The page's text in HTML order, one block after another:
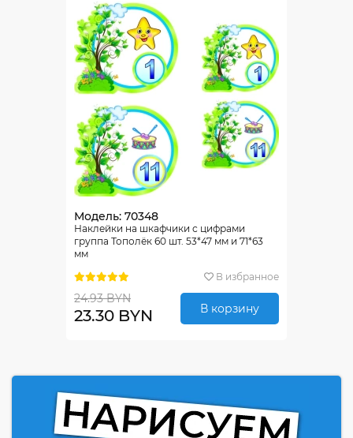
Модель: 70348
Наклейки на шкафчики с цифрами
группа Тополёк 60 шт. 53*47 мм и 71*63
мм
В избранное
24.93 BYN
23.30 BYN В корзину